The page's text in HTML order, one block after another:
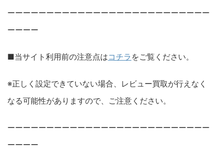
ーーーーーーーーーーーーーーーーーーーーーーーーーー
ーーーー
■当サイト利用前の注意点はコチラ をご覧ください。
※正しく設定できていない場合、レビュー買取が行えなく
なる可能性がありますので、ご注意ください。
ーーーーーーーーーーーーーーーーーーーーーーーーーー
ーーーー